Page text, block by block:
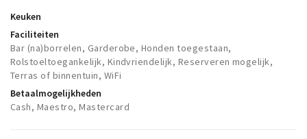
Keuken
Faciliteiten
Bar (na)borrelen, Garderobe, Honden toegestaan,
Rolstoeltoegankelijk, Kindvriendelijk, Reserveren mogelijk,
Terras of binnentuin, WiFi
Betaalmogelijkheden
Cash, Maestro, Mastercard